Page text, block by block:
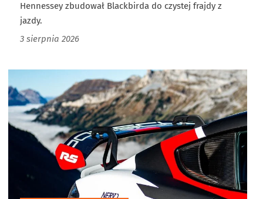
Hennessey zbudował Blackbirda do czystej frajdy z
jazdy.
3 sierpnia 2026